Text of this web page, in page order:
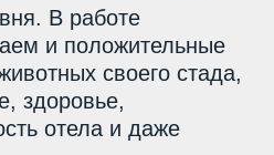
мы проведем